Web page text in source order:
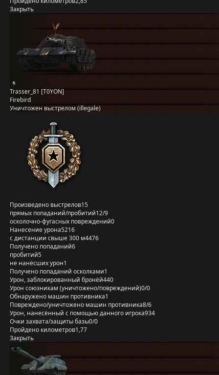
Закрыть
Trasser_81 [T0YON]
Firebird
Уничтожен выстрелом (illegale)
Произведено выстрелов15
прямых попаданий/пробитий12/9
осколочно-фугасных повреждений0
Нанесение урона5216
с дистанции свыше 300 м4476
Получено попаданий6
пробитий5
не нанёсших урон1
Получено попаданий осколками1
Урон, заблокированный бронёй440
Урон союзникам (уничтожено/повреждений)0/0
Обнаружено машин противника1
Повреждено/уничтожено машин противника8/6
Урон, нанесённый с помощью данного игрока934
Очки захвата/защиты базы0/0
Пройдено километров1,77
Закрыть